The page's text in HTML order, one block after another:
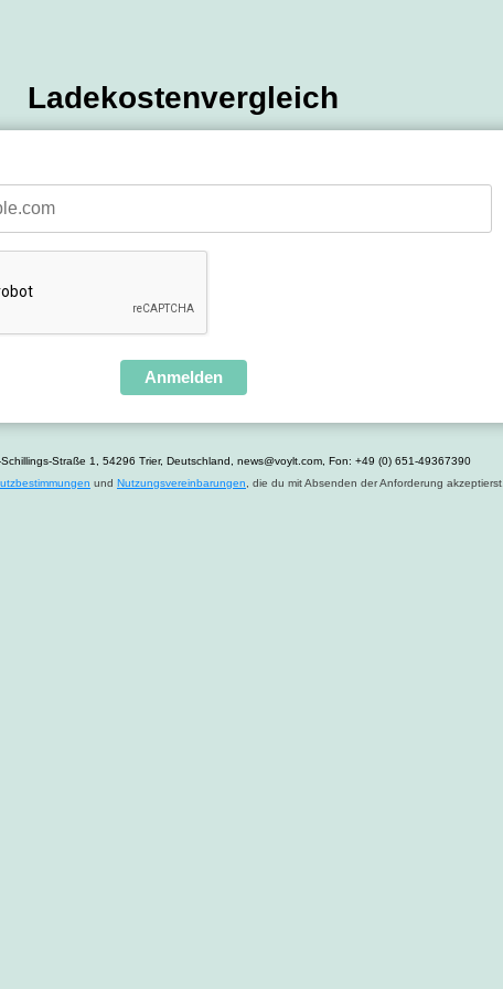
Ladekostenvergleich
Anmelden
Straße 1, 54296 Trier, Deutschland, news@voylt.com, Fon: +49 (0) 651-49367390
und Nutzungsvereinbarungen , die du mit Absenden der Anforderung akzeptierst.